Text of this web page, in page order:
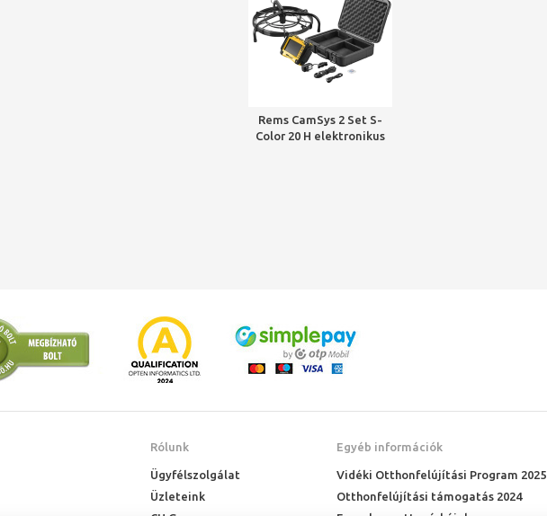
Rems CamSys 2 Set S-
Color 20 H elektronikus
Rólunk
Ügyfélszolgálat
Üzleteink
Egyéb információk
Vidéki Otthonfelújítási Program 2025
Otthonfelújítási támogatás 2024